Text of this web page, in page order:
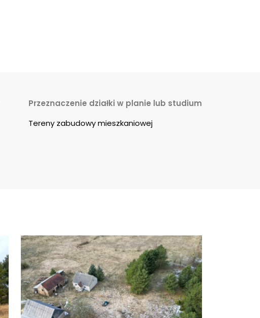
Przeznaczenie działki w planie lub studium
Tereny zabudowy mieszkaniowej